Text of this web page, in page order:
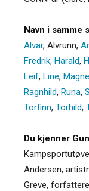
Navn i samme
Alvar, Alvrunn,
Fredrik, Harald,
Leif, Line, Magne
Ragnhild, Runa,
Torfinn, Torhild,
Du kjenner
Andersen,
Greve,